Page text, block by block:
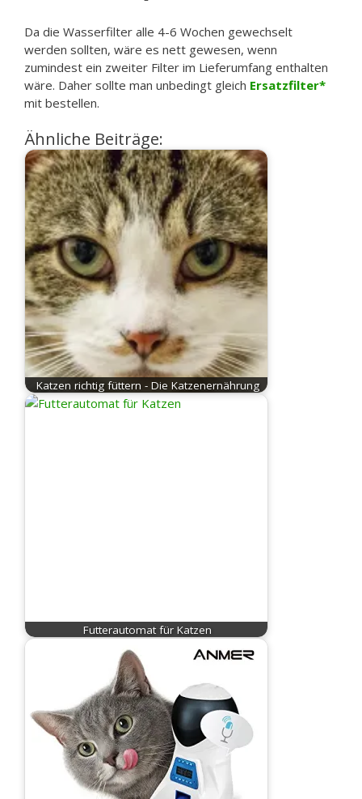
Da die Wasserfilter alle 4-6 Wochen gewechselt
werden sollten, wäre es nett gewesen, wenn
zumindest ein zweiter Filter im Lieferumfang enthalten
wäre. Daher sollte man unbedingt gleich Ersatzfilter
mit bestellen.
Ähnliche Beiträge:
Katzen richtig füttern - Die Katzenernährung
Futterautomat für Katzen